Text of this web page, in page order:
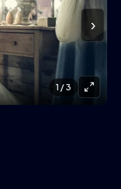
›
1 / 3